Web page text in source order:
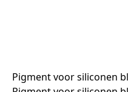
Pigment voor siliconen